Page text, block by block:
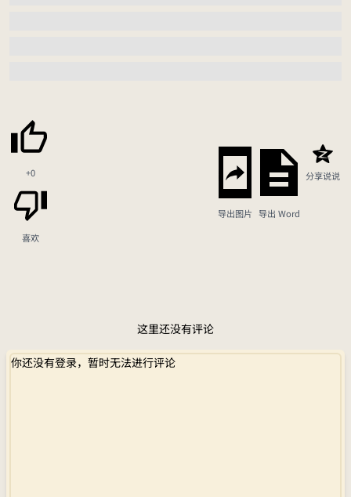
+0
喜欢
导出图片 导出 Word
分享说说
这里还没有评论
你还没有登录，暂时无法进行评论